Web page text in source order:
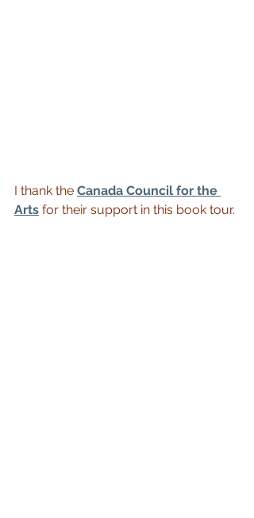
I thank the Canada Council for the
Arts for their support in this book tour.